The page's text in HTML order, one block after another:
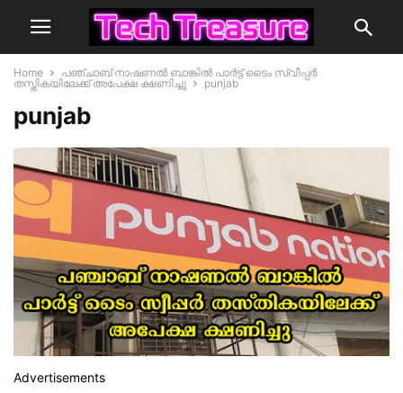
Home
പഞ്ചാബ് നാഷണൽ ബാങ്കില്‍ പാർട്ട് ടൈം സ്വീപ്പർ
തസ്തികയിലേക്ക് അപേക്ഷ ക്ഷണിച്ചു
punjab
punjab
Advertisements